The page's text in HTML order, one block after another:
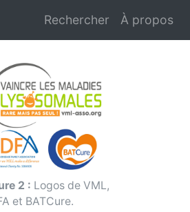
Rechercher À propos
2 : Logos de VML,
et BATCure.